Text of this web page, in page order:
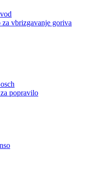
za vbrizgavanje goriva
popravilo